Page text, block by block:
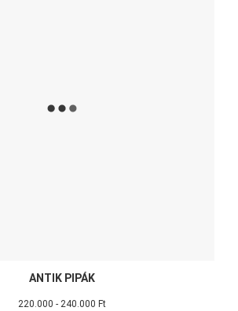
ANTIK PIPÁK
220.000 - 240.000 Ft